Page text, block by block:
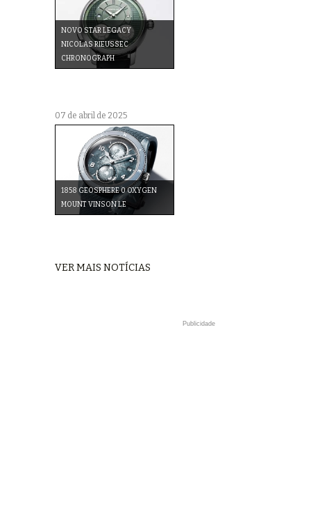
NOVO STAR LEGACY
NICOLAS RIEUSSEC
CHRONOGRAPH
07 de abril de 2025
1858 GEOSPHERE 0 OXYGEN
MOUNT VINSON LE
VER MAIS NOTÍCIAS
Publicidade